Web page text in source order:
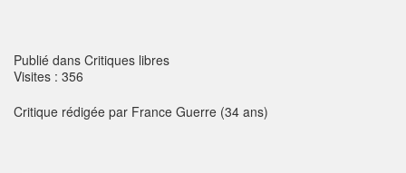
Publié dans Critiques libres
Visites : 356
Critique rédigée par France Guerre (34 ans)